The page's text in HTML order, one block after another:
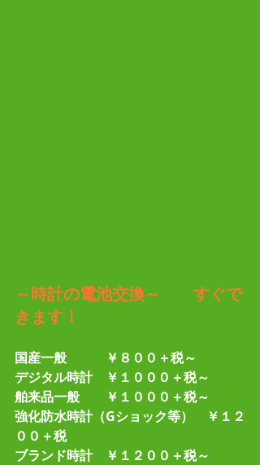
～時計の電池交換～　　すぐで
きます！
国産一般　　　￥８００＋税～
デジタル時計　￥１０００＋税～
舶来品一般　　￥１０００＋税～
強化防水時計（Gショック等）　￥１２
００＋税
ブランド時計　￥１２００＋税～